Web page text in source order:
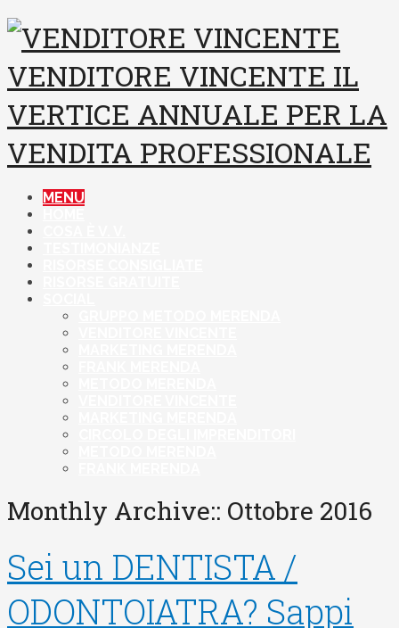
VENDITORE VINCENTE IL
VERTICE ANNUALE PER LA
VENDITA PROFESSIONALE
MENU
Monthly Archive:: Ottobre 2016
Sei un DENTISTA /
ODONTOIATRA? Sappi